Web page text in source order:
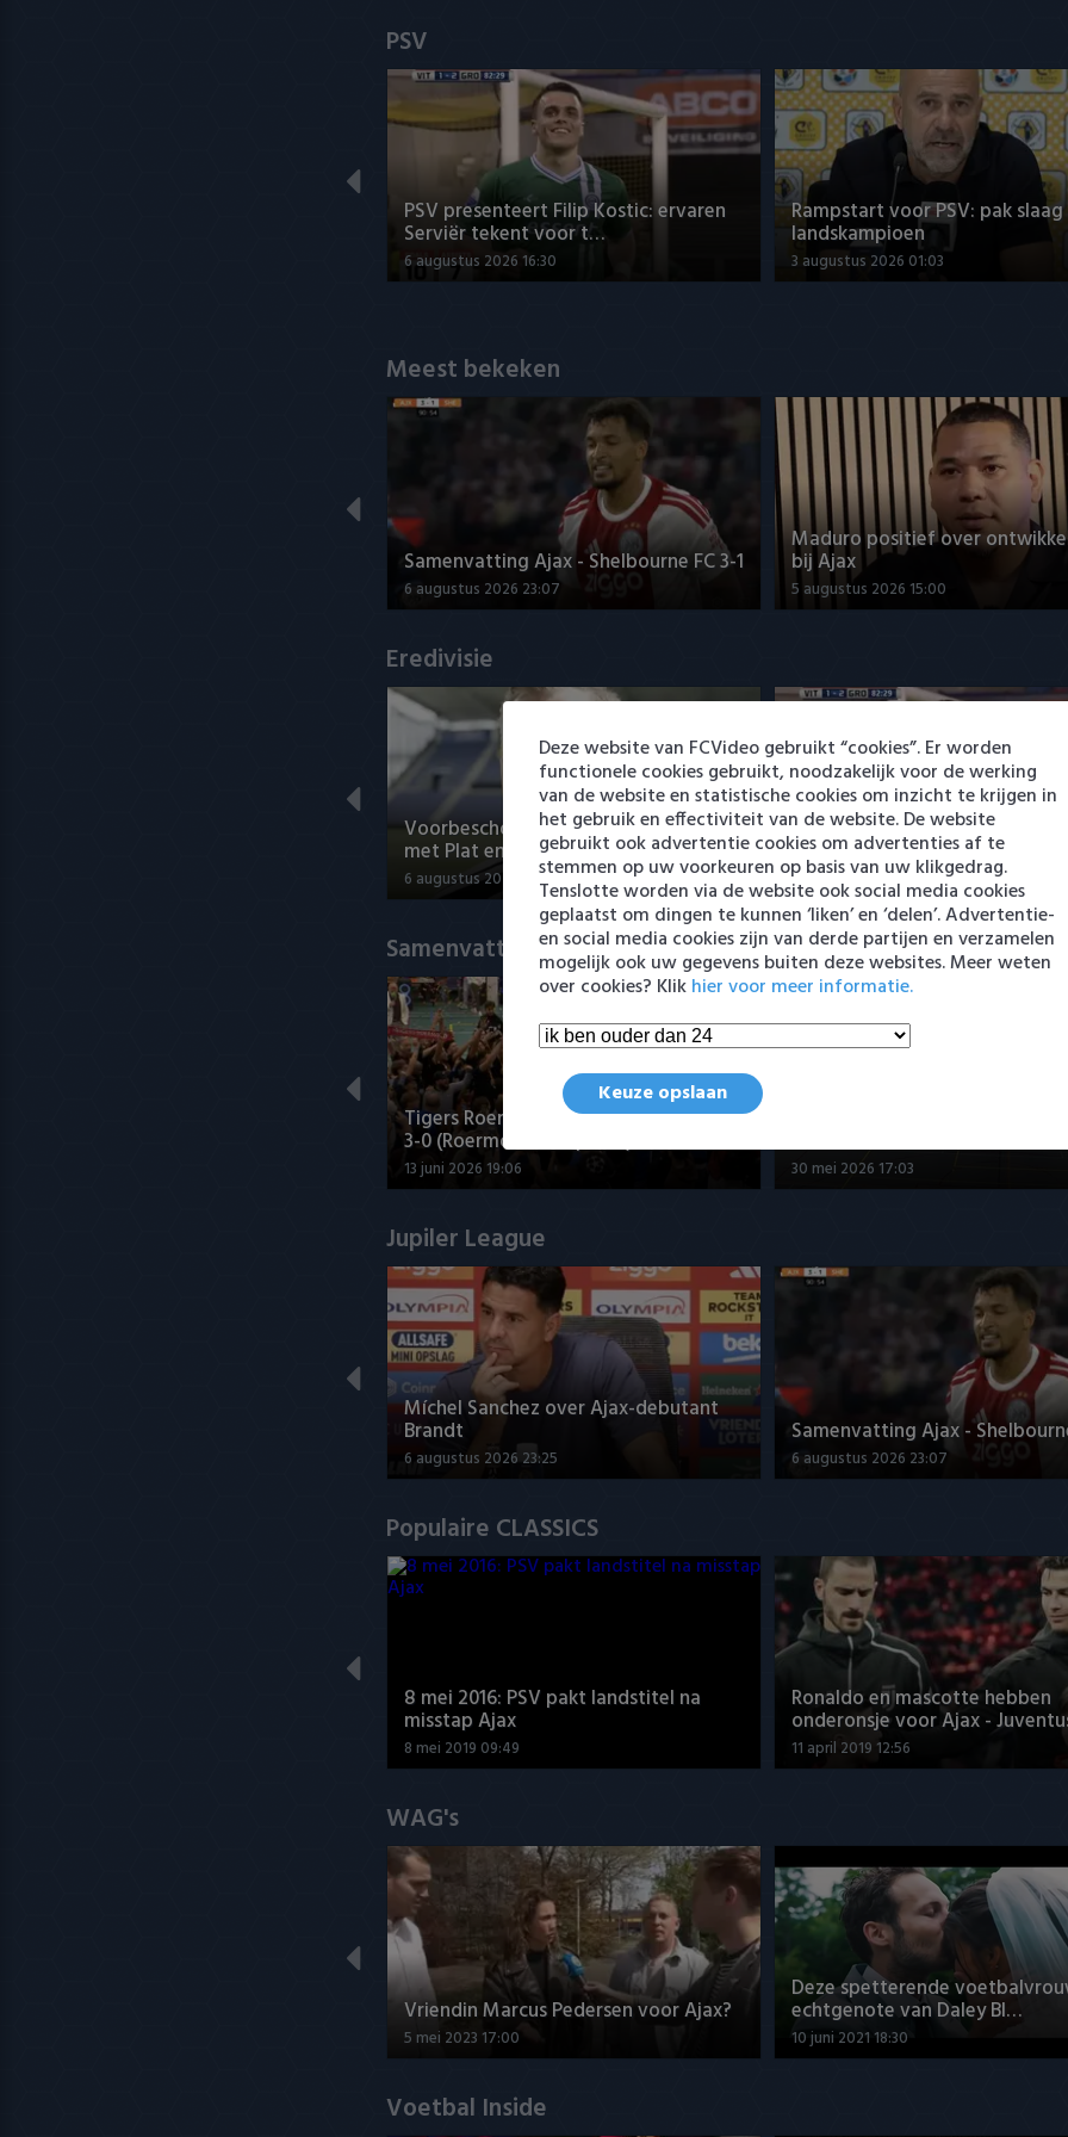
PSV
PSV presenteert Filip Kostic: ervaren
Serviër tekent voor t…
6 augustus 2026 16:30
Rampstart voor PSV: pak
landskampioen
3 augustus 2026 01:03
Meest bekeken
Samenvatting Ajax - Shelbourne FC 3-1
6 augustus 2026 23:07
Maduro positief over
bij Ajax
5 augustus 2026 15:00
Eredivisie
Voorbeschouwing Cambuur-Excelsior
met Plat en El Arguioui
6 augustus 2026 18:49
PSV presenteert Filip Kostic:
Serviër tekent voor t…
6 augustus 2026 16:30
Samenvattingen Eredivisie
Tigers Roermond - Futsal Amsterdam
3-0 (Roermond kampioen)
13 juni 2026 19:06
Samenvatting ZVG/Cagemax
Amsterdam 4-2
30 mei 2026 17:03
Jupiler League
Míchel Sanchez over Ajax-debutant
Brandt
6 augustus 2026 23:25
Samenvatting Ajax -
6 augustus 2026 23:07
Populaire CLASSICS
8 mei 2016: PSV pakt landstitel na
misstap Ajax
8 mei 2019 09:49
Ronaldo en mascotte hebben
onderonsje voor Ajax -
11 april 2019 12:56
WAG's
Vriendin Marcus Pedersen voor Ajax?
5 mei 2023 17:00
Deze spetterende
echtgenote van Daley Bl…
10 juni 2021 18:30
Voetbal Inside
Deze website van FCVideo gebruikt “cookies”. Er worden
functionele cookies gebruikt, noodzakelijk voor de werking
van de website en statistische cookies om inzicht te krijgen in
het gebruik en effectiviteit van de website. De website
gebruikt ook advertentie cookies om advertenties af te
stemmen op uw voorkeuren op basis van uw klikgedrag.
Tenslotte worden via de website ook social media cookies
geplaatst om dingen te kunnen ‘liken’ en ‘delen’. Advertentie-
en social media cookies zijn van derde partijen en verzamelen
mogelijk ook uw gegevens buiten deze websites. Meer weten
over cookies? Klikhier voor meer informatie.
Keuze opslaan